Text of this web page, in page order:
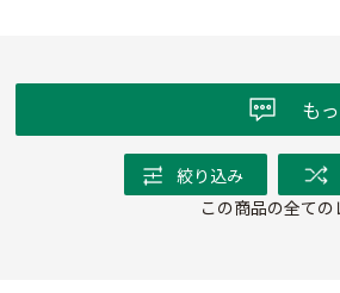
も
絞り込み
この商品の全て